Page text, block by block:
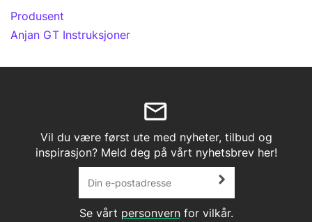
Produsent
Anjan GT Instruksjoner
Vil du være først ute med nyheter, tilbud og
inspirasjon? Meld deg på vårt nyhetsbrev her!
Se vårt personvernfor vilkår.